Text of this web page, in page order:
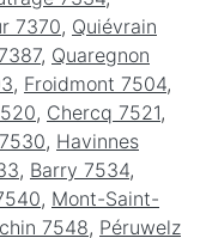
7370, Quiévrain
, Quaregnon
, Froidmont 7504,
, Chercq 7521,
, Havinnes
, Barry 7534,
, Mont-Saint-
7548, Péruwelz